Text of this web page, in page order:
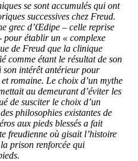
se sont accumulés qui ont
successives chez Freud.
grec d’Œdipe – celle reprise
pour établir un « complexe
de Freud que la clinique
comme étant le résultat de son
son intérêt antérieur pour
romaine. Le choix d’un mythe
au demeurant d’éviter les
de susciter le choix d’un
philosophies existantes de
aux pieds blessés a fait
freudienne où gisait l’histoire
prison renforcée qui